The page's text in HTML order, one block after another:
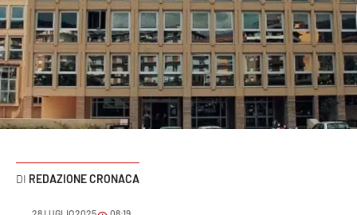
Italia Mondo
Sanità
Sport
Cultura
Podcast
REDAZIONE CRONACA